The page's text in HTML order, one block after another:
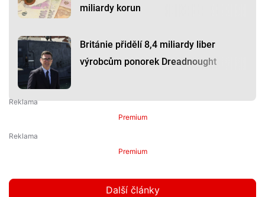
miliardy korun
Británie přidělí 8,4 miliardy liber
výrobcům ponorek Dreadnought
Premium
Premium
Další články